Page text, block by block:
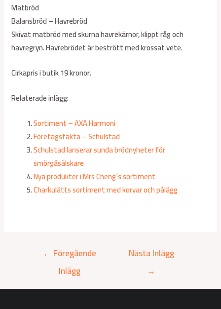
Matbröd
Balansbröd – Havrebröd
Skivat matbröd med skurna havrekärnor, klippt råg och
havregryn. Havrebrödet är bestrött med krossat vete.
Cirkapris i butik 19 kronor.
Relaterade inlägg:
Sortiment – AXA Harmoni
Företagsfakta – Schulstad
Schulstad lanserar sunda brödnyheter för
smörgåsälskare
Nya produkter i Mrs Cheng´s sortiment
Charkulätts sortiment med korvar och pålägg
← Föregående
Inlägg
Nästa Inlägg
→